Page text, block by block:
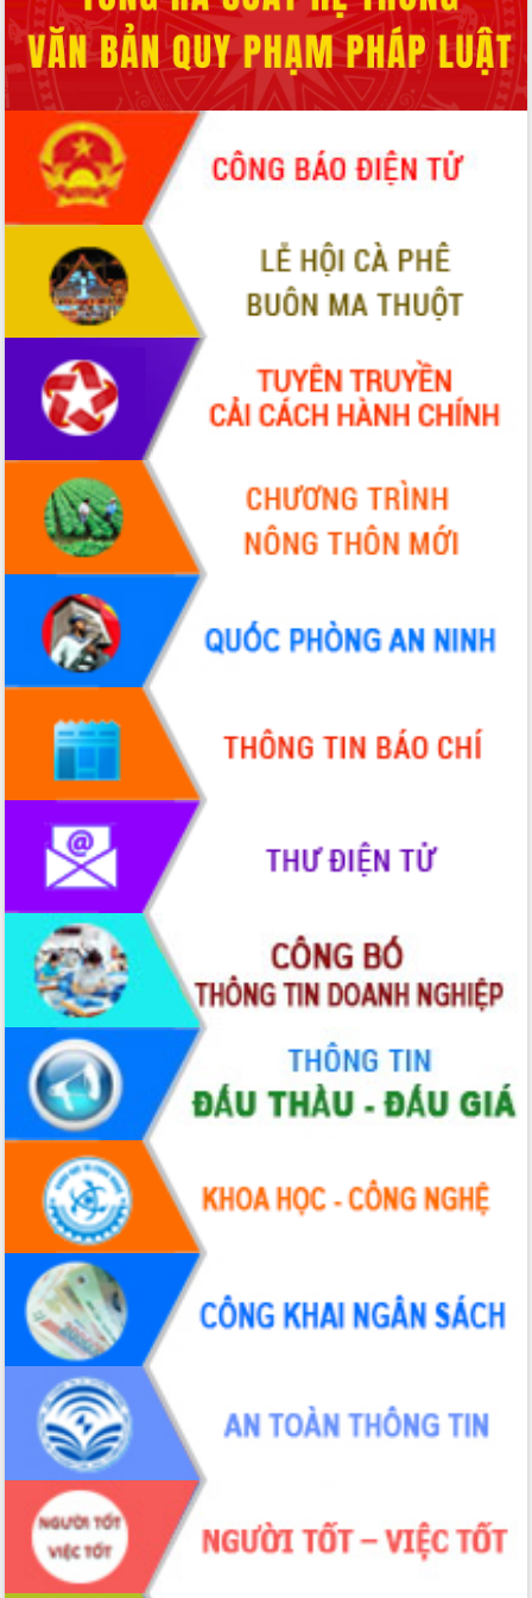
Ngày hội bầu cử đại biểu Quốc hội
khóa XVI và HĐND các cấp nhiệm kỳ
2026-2031
Đảm bảo cuộc bầu cử đại biểu Quốc
hội và đại biểu HĐND các cấp diễn ra
an toàn, hiệu quả, đúng quy định
Thủ tướng Chính phủ Phạm Minh Chính
kiểm tra, chỉ đạo hoàn thành các dự
án cao tốc và thăm khu tái định cư tại
Đắk Lắk
Sôi nổi Hội đua ngựa truyền thống Gò
Thì Thùng mừng Xuân Bính Ngọ 2026
Lãnh đạo tỉnh dâng hương tưởng niệm
tại Đập Đồng Cam đầu Xuân Bính Ngọ
Ngành nông nghiệp phấn đấu tăng
trưởng đạt 5,86% trong năm 2026
UBND tỉnh Đắk Lắk triển khai công tác
quốc phòng, quân sự địa phương năm
2026
Đắk Lắk tập trung toàn lực khắc phục
tồn tại IUU, sẵn sàng làm việc với
Đoàn thanh tra EC
Chủ tịch UBND tỉnh Tạ Anh Tuấn thăm,
chúc mừng các bệnh viện nhân Ngày
Thầy thuốc Việt Nam
Rộn ràng lễ hội truyền thống Sông
nước Đà Nông lần thứ I năm 2026
Kỳ họp Chuyên đề lần thứ Năm, HĐND
tỉnh Đắk Lắk thông qua các nghị quyết
quan trọng
Thống nhất danh sách giới thiệu ứng
cử đại biểu Quốc hội khoá XVI và đại
biểu HĐND tỉnh Đắk Lắk, nhiệm kỳ
2026-2031
Phát động hai phong trào thi đua quan
trọng trong kỷ nguyên mới
Hội nghị lần thứ tư Ban Chỉ đạo công
tác bầu cử tỉnh Đắk Lắk
Hội nghị Báo cáo viên Trung ương
tháng 01/2026
Phó Thủ tướng Hồ Quốc Dũng đánh giá
cao kết quả Chiến dịch Quang Trung
tại Đắk Lắk
Hội nghị Ban Chấp hành Đảng bộ tỉnh
Đắk Lắk lần thứ 2 (mở rộng)
Tập trung giải phóng mặt bằng, đẩy
nhanh tiến độ Tuyến đường bộ ven
biển
Gỡ khó, khởi công xây dựng, sửa chữa
toàn bộ nhà ở cho hộ dân đúng tiến độ
đề ra
UBND tỉnh Đắk Lắk tổng kết công tác
quốc phòng, quân sự địa phương năm
Tập trung triển khai quyết liệt, đồng bộ
các giải pháp nhằm thực hiện hiệu quả
các nhiệm vụ đề ra năm 2025
Phát huy vai trò của người có uy tín
trong phòng chống tảo hôn và hôn
nhân cận huyết thống
Nông sản Tây Nguyên thu hút doanh
nghiệp nước ngoài